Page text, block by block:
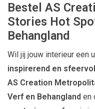
Bestel AS
Stories Hot
Behangland
Wil jij jouw interieur een
inspirerend en
AS Creation
Verf en Behangland en